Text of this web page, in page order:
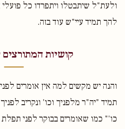
ולעת"ל שיתבטלו ויתפרדו כל פועלי
להך תמיד עיי"ש עוד בזה.
קושיות
והנה יש מקשים למה אין אומרים
תמיד "יה"ר מלפניך וכו' ונקריב
כו'" כמו שאומרים בבוקר לפני